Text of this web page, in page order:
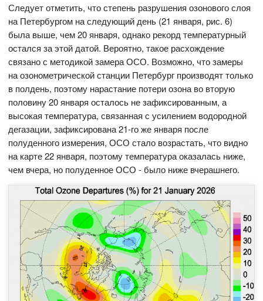
Следует отметить, что степень разрушения озонового слоя
на Петербургом на следующий день (21 января, рис. 6)
была выше, чем 20 января, однако рекорд температурный
остался за этой датой. Вероятно, такое расхождение
связано с методикой замера ОСО. Возможно, что замеры
на озонометрической станции Петербург производят только
в полдень, поэтому нарастание потери озона во вторую
половину 20 января осталось не зафиксированным, а
высокая температура, связанная с усилением водородной
дегазации, зафиксирована 21-го же января после
полуденного измерения, ОСО стало возрастать, что видно
на карте 22 января, поэтому температура оказалась ниже,
чем вчера, но полуденное ОСО - было ниже вчерашнего.